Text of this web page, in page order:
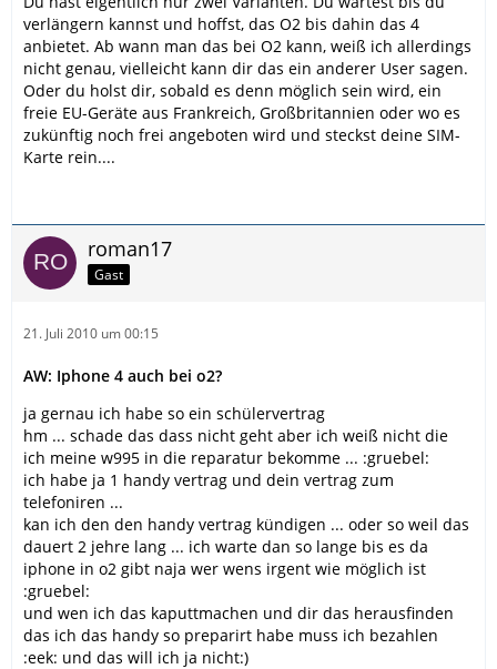
verlängern kannst und hoffst, das O2 bis dahin das 4
anbietet. Ab wann man das bei O2 kann, weiß ich allerdings
nicht genau, vielleicht kann dir das ein anderer User sagen.
Oder du holst dir, sobald es denn möglich sein wird, ein
freie EU-Geräte aus Frankreich, Großbritannien oder wo es
zukünftig noch frei angeboten wird und steckst deine SIM-
Karte rein....
roman17
Gast
21. Juli 2010 um 00:15
AW: Iphone 4 auch bei o2?
ja gernau ich habe so ein schülervertrag
hm ... schade das dass nicht geht aber ich weiß nicht die
ich meine w995 in die reparatur bekomme ... :gruebel:
ich habe ja 1 handy vertrag und dein vertrag zum
telefoniren ...
kan ich den den handy vertrag kündigen ... oder so weil das
dauert 2 jehre lang ... ich warte dan so lange bis es da
iphone in o2 gibt naja wer wens irgent wie möglich ist
:gruebel:
und wen ich das kaputtmachen und dir das herausfinden
das ich das handy so preparirt habe muss ich bezahlen
:eek: und das will ich ja nicht:)